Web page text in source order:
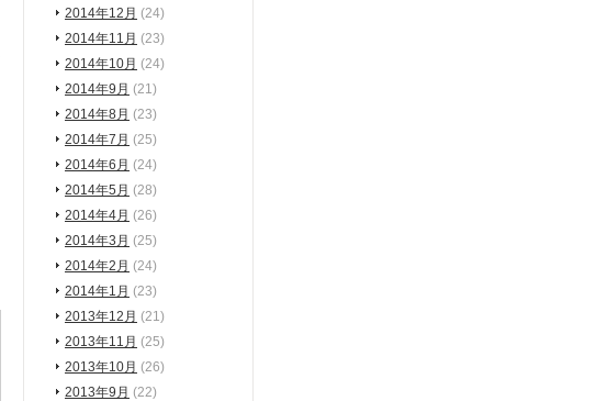
2014年12月 (24)
2014年11月 (23)
2014年10月 (24)
2014年9月 (21)
2014年8月 (23)
2014年7月 (25)
2014年6月 (24)
2014年5月 (28)
2014年4月 (26)
2014年3月 (25)
2014年2月 (24)
2014年1月 (23)
2013年12月 (21)
2013年11月 (25)
2013年10月 (26)
2013年9月 (22)